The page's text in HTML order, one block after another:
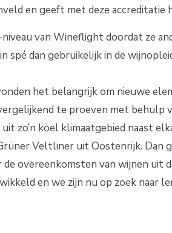
en geeft met deze accreditatie
van Wineflight doordat ze
spé dan gebruikelijk in de
het belangrijk om nieuwe
te proeven met behulp
zo’n koel klimaatgebied naast
Veltliner uit Oostenrijk. Dan
overeenkomsten van wijnen uit
en we zijn nu op zoek naar